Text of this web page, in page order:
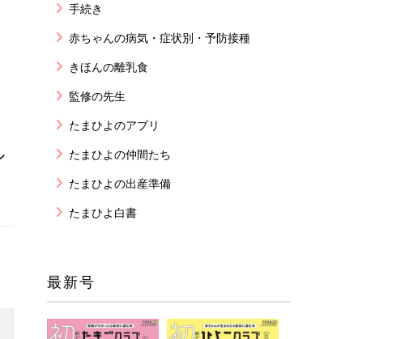
手続き
赤ちゃんの病気・症状別・予防接種
きほんの離乳食
監修の先生
たまひよのアプリ
たまひよの仲間たち
たまひよの出産準備
たまひよ白書
最新号